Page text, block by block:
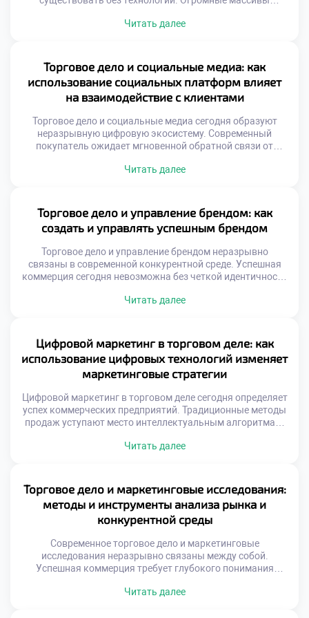
извлекать смысл из шума критично. Управленческие
рассказывает о потребностях. Бизнес-процессы
становятся прозрачными благодаря данным.
Конкуренция сместилась в плоскость информационных
систем. […]
Читать далее
Торговое дело и социальные медиа: как
использование социальных платформ влияет
на взаимодействие с клиентами
Торговое дело и социальные медиа сегодня образуют
неразрывную цифровую экосистему. Современный
покупатель ожидает мгновенной обратной связи от
место диалогам онлайн. Социальные платформы стали
определяет лояльность аудитории. Игнорирование
комментариев равносильно потере клиентов. Бизнес
должен присутствовать там, где люди общаются. […]
Читать далее
Торговое дело и управление брендом: как
создать и управлять успешным брендом
Торговое дело и управление брендом неразрывно
связаны в современной конкурентной среде. Успешная
коммерция сегодня невозможна без четкой идентичности
превращает обычный товар в желанный объект для
психологии потребителей. Бренд представляет собой
совокупность обещаний, которые компания дает своим
клиентам ежедневно. […]
Читать далее
Цифровой маркетинг в торговом деле: как
использование цифровых технологий изменяет
маркетинговые стратегии
Цифровой маркетинг в торговом деле сегодня определяет
успех коммерческих предприятий. Традиционные методы
продаж уступают место интеллектуальным алгоритмам.
покупателя. Рынок требует новых компетенций от
стали главным активом компаний. Аналитика заменяет
интуитивные решения менеджеров. Стратегии строятся
на точных метриках поведения клиентов. […]
Читать далее
Торговое дело и маркетинговые исследования:
методы и инструменты анализа рынка и
конкурентной среды
Современное торговое дело и маркетинговые
исследования неразрывно связаны между собой.
Успешная коммерция требует глубокого понимания
превращается в хаотичный процесс. Аналитика
Читать далее